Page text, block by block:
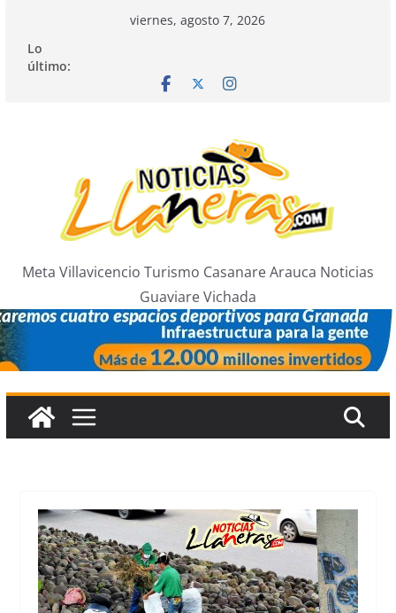
contenido
viernes, agosto 7, 2026
Lo
último:
Meta Villavicencio Turismo Casanare Arauca Noticias
Guaviare Vichada